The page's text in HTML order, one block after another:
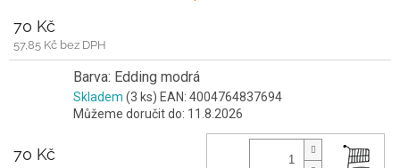
70 Kč
57,85 Kč bez DPH
Barva: Edding modrá
Skladem (3 ks) EAN: 4004764837694
Můžeme doručit do: 11.8.2026
70 Kč